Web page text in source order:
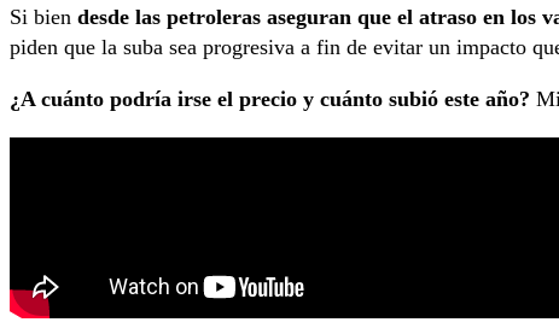
Si bien desde las petroleras aseguran que el atraso en los
piden que la suba sea progresiva a fin de evitar un impacto
¿A cuánto podría irse el precio y cuánto subió este año?